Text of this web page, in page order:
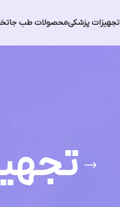
تجهیزات پزشکیمحصولات طب جا